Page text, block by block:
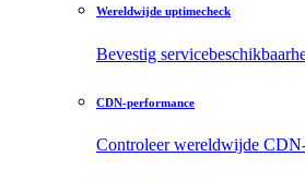
Wereldwijde uptimecheck
Bevestig
CDN-performance
Controleer wereldwijde